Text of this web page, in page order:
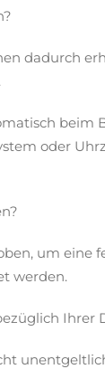
dadurch
beim
oder
um eine
werden.
Ihrer